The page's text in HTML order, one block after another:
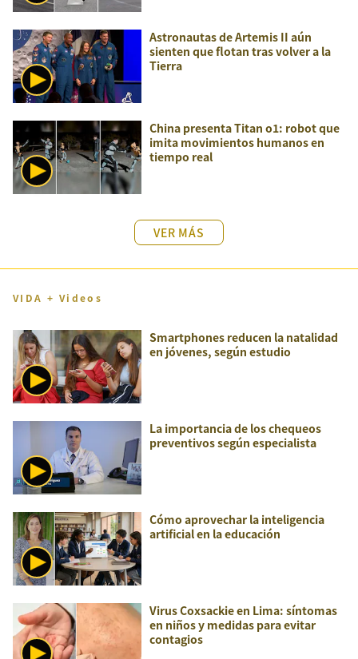
Astronautas de Artemis II aún
sienten que flotan tras volver a la
Tierra
China presenta Titan o1: robot que
imita movimientos humanos en
tiempo real
VER MÁS
VIDA + Videos
Smartphones reducen la natalidad
en jóvenes, según estudio
La importancia de los chequeos
preventivos según especialista
Cómo aprovechar la inteligencia
artificial en la educación
Virus Coxsackie en Lima: síntomas
en niños y medidas para evitar
contagios